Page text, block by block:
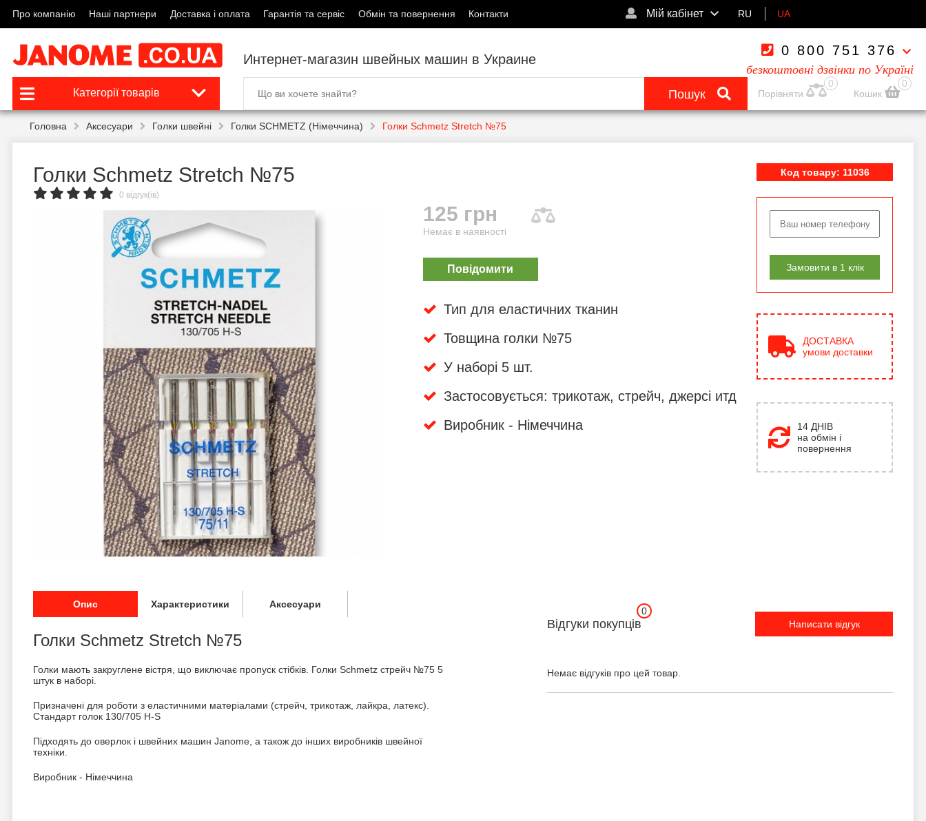
Про компанію Наші партнери Доставка і оплата Гарантія та сервіс Обмін та повернення Контакти Мій кабінет RU UA
Интернет-магазин швейных машин в Украине
0 800 751 376
безкоштовні дзвінки по Україні
Категорії товарів Пошук
0
Порівняти
0
Кошик
Головна Аксесуари Голки швейні Голки SCHMETZ (Німеччина) Голки Schmetz Stretch №75
Голки Schmetz Stretch №75
0 відгук(ів)
125 грн
Немає в наявності
Повідомити
Тип для еластичних тканин
Товщина голки №75
У наборі 5 шт.
Застосовується: трикотаж, стрейч, джерсі итд
Виробник - Німеччина
Код товару: 11036
Замовити в 1 клік
ДОСТАВКА
умови доставки
14 ДНІВ
на обмін і
повернення
Опис Характеристики Аксесуари
Голки Schmetz Stretch №75
Голки мають закруглене вістря, що виключає пропуск стібків. Голки Schmetz стрейч №75 5
штук в наборі.
Призначені для роботи з еластичними матеріалами (стрейч, трикотаж, лайкра, латекс).
Стандарт голок 130/705 H-S
Підходять до оверлок і швейних машин Janome, а також до інших виробників швейної
техніки.
Виробник - Німеччина
Відгуки покупців
0
Написати відгук
Немає відгуків про цей товар.